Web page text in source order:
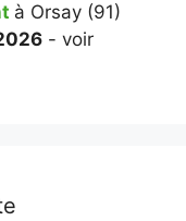
à Orsay (91)
- voir